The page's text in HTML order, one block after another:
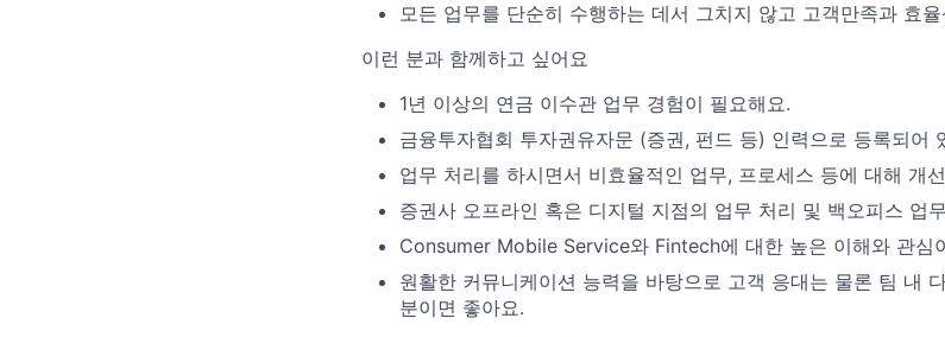
모든 업무를 단순히 수행하는 데서 그치지 않고 고객만족과 효
이런 분과 함께하고 싶어요
1년 이상의 연금 이수관 업무 경험이 필요해요.
금융투자협회 투자권유자문 (증권, 펀드 등) 인력으로 등록되어
업무 처리를 하시면서 비효율적인 업무, 프로세스 등에 대해 개
증권사 오프라인 혹은 디지털 지점의 업무 처리 및 백오피스 업
Consumer Mobile Service와 Fintech에 대한 높은 이해와 관심
원활한 커뮤니케이션 능력을 바탕으로 고객 응대는 물론 팀 내
분이면 좋아요.